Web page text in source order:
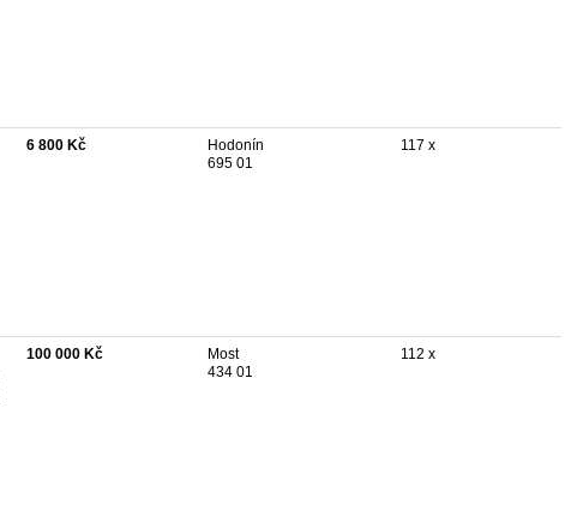
6 800 Kč
Hodonín
695 01
117 x
100 000 Kč
Most
434 01
112 x